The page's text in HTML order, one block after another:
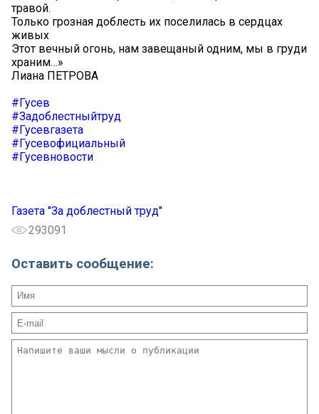
травой.
Только грозная доблесть их поселилась в сердцах
живых
Этот вечный огонь, нам завещаный одним, мы в груди
храним…»
Лиана ПЕТРОВА
#Гусев
#Задоблестныйтруд
#Гусевгазета
#Гусевофициальный
#Гусевновости
Газета "За доблестный труд"
293091
Оставить сообщение: